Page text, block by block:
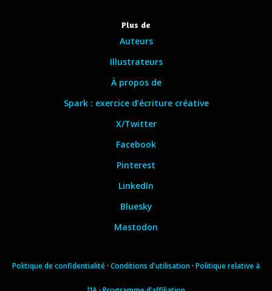
Plus de
Auteurs
Illustrateurs
À propos de
Spark : exercice d’écriture créative
X/Twitter
Facebook
Pinterest
LinkedIn
Bluesky
Mastodon
Politique de confidentialité ·Conditions d'utilisation ·Politique relative à